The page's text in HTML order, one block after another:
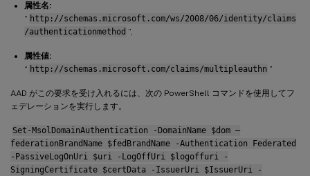
属性名:
“ http://schemas.microsoft.com/ws/2008/06/identity/claims
/authenticationmethod ”,
属性値:
“ http://schemas.microsoft.com/claims/multipleauthn ”
AAD がこの要求を受け入れるには、次の PowerShell コマンドを使用してフ
ェデレーションを実行します。
Set-MsolDomainAuthentication -DomainName $dom –
federationBrandName $fedBrandName -Authentication Federated
-PassiveLogOnUri $uri -LogOffUri $logoffuri -
SigningCertificate $certData -IssuerUri $IssuerUri -